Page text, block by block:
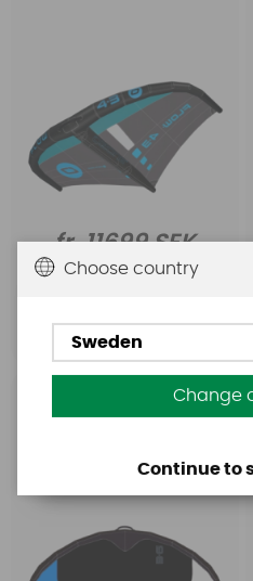
fr. 11699 SEK
Köp!
Choose country
Sweden
Change
Continue to